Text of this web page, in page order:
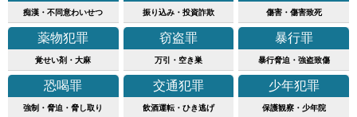
痴漢・不同意わいせつ 振り込み・投資詐欺 傷害・傷害致死
薬物犯罪
覚せい剤・大麻
窃盗罪
万引・空き巣
暴行罪
暴行脅迫・強盗致傷
恐喝罪
強制・脅迫・脅し取り
交通犯罪
飲酒運転・ひき逃げ
少年犯罪
保護観察・少年院